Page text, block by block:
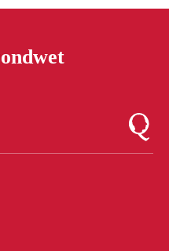
Logo